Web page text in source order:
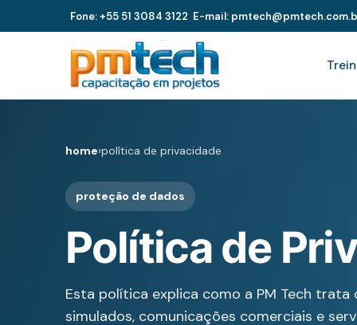
Fone: +55 51 3084 3122 E-mail:
home›política de privacidade
proteção de dados
Política de
Esta política explica como a PM Tech
simulados, comunicações comerciais e